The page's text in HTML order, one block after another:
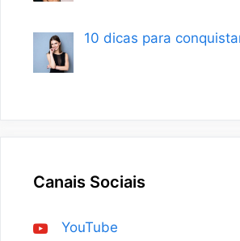
10 dicas para
Canais Sociais
YouTube